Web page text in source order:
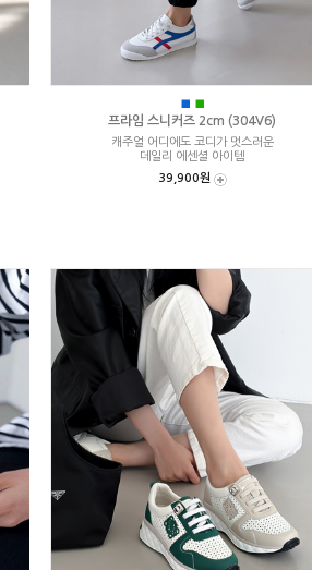
■ ■
프라임 스니커즈 2cm (304V6)
캐주얼 어디에도 코디가 멋스러운
데일리 에센셜 아이템
39,900원